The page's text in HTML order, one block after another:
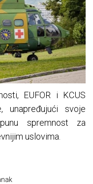
EUFOR i KCUS
unapređujući svoje
spremnost za
uslovima.